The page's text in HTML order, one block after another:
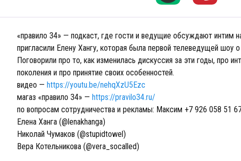
«правило 34» — подкаст, где гости и ведущие обсуждают интим
пригласили Елену Хангу, которая была первой телеведущей шоу
Поговорили про то, как изменилась дискуссия за эти годы, про
поколения и про принятие своих особенностей.
видео — https://youtu.be/nehqXzU5Ezc
магаз «правило 34» — https://pravilo34.ru/
по вопросам сотрудничества и рекламы: Максим +7 926 058 51
Елена Ханга (@lenakhanga)
Николай Чумаков (@stupidtowel)
Вера Котельникова (@vera_socalled)